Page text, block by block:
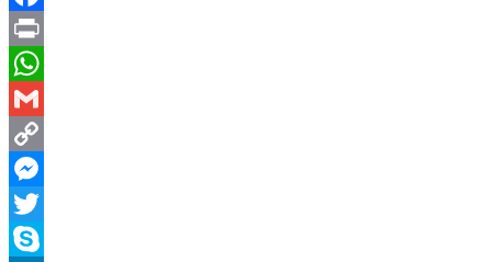
Facebook
Print
WhatsApp
Gmail
Copy
Link
Messenger
Twitter